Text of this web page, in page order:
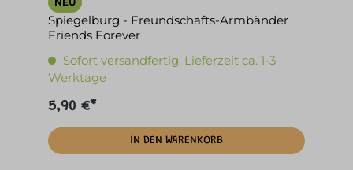
Spiegelburg - Freundschafts-Armbänder
Friends Forever
Sofort versandfertig, Lieferzeit ca. 1-3
Werktage
5,90 €*
IN DEN WARENKORB